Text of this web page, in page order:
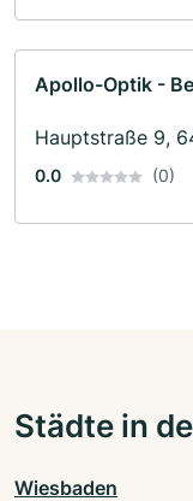
Apollo-Optik -
Hauptstraße 9,
0.0 (0)
Städte in
Wiesbaden